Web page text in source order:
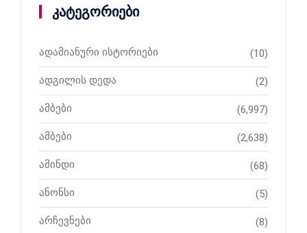
კატეგორიები
ადამიანური ისტორიები (10)
ადგილის დედა (2)
ამბები (6,997)
ამბები (2,638)
ამინდი (68)
ანონსი (5)
არჩევნები (8)